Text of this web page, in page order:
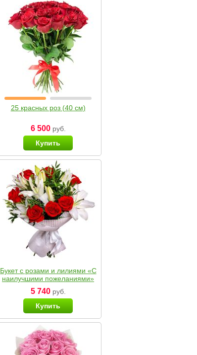
25 красных роз (40 см)
6 500руб.
Купить
Букет с розами и лилиями «С
наилучшими пожеланиями»
5 740руб.
Купить